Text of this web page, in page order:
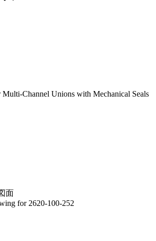
Channel Unions with Mechanical Seals
面
for 2620-100-252